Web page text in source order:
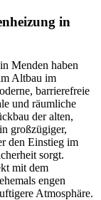
in
Menden haben
Altbau im
barrierefreie
und räumliche
der alten,
großzügiger,
den Einstieg im
sorgt.
mit dem
engen
Atmosphäre.